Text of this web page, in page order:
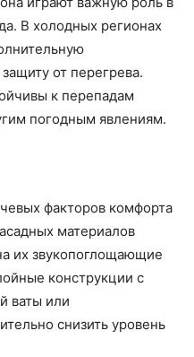
В холодных регионах
от перегрева.
к перепадам
погодным явлениям.
факторов комфорта
материалов
их звукопоглощающие
конструкции с
ваты или
снизить уровень